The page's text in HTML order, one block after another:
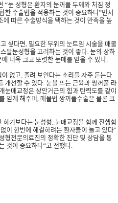
“눈 성형은 환자의 눈꺼풀 두께와 처짐 정
한 수술법을 적용하는 것이 중요하다”면서
에 따른 수술방식을 택하는 것이 만족을 높
싶다면 필요한 부위의 눈트임 시술을 매몰
탈눈성형을 고려하는 것이 좋다 .눈의 상하
더욱 크고 또렷한 눈매를 얻을 수 있다
없고 ,졸려 보인다는 소리를 자주 듣는다
개선할 수 있다 .눈을 뜨는 근육과 쌍꺼풀 라
눈매교정은 상안거근의 힘과 탄력도를 같이
얻게 해주며 매몰법 쌍꺼풀수술은 물론 크
하기보다는 눈성형 ,눈매교정을 함께 진행함
이 한번에 해결하려는 환자들이 늘고 있다”
형전문의료진의 정확한 진단 및 상담을 통
것이 중요하다“고 전했다